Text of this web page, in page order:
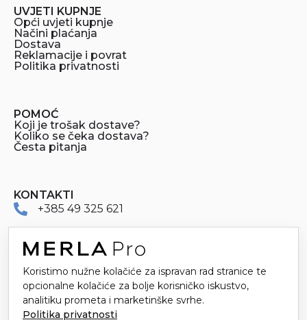
UVJETI KUPNJE
Opći uvjeti kupnje
Načini plaćanja
Dostava
Reklamacije i povrat
Politika privatnosti
POMOĆ
Koji je trošak dostave?
Koliko se čeka dostava?
Česta pitanja
KONTAKTI
+385 49 325 621
merlapro@merla.hr
Dr. Stanka Pinjuha 16
49214 Veliko Trgovišće
Koristimo nužne kolačiće za ispravan rad stranice te
opcionalne kolačiće za bolje korisničko iskustvo,
analitiku prometa i marketinške svrhe.
Politika privatnosti